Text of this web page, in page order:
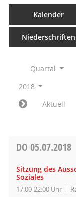
Kalender
Niederschriften
Quartal
2018
Aktuell
DO 05.07.2018
Sitzung des
Soziales
17:00-22:00 Uhr